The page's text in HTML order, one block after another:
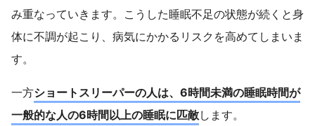
み重なっていきます。こうした睡眠不足の状態が続くと身
体に不調が起こり、病気にかかるリスクを高めてしまいま
す。
一方ショートスリーパーの人は、6時間未満の睡眠時間が
一般的な人の6時間以上の睡眠に匹敵します。